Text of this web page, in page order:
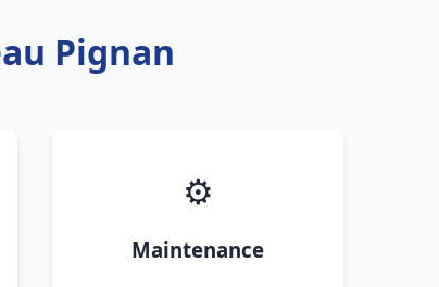
Pignan
⚙️
Maintenance